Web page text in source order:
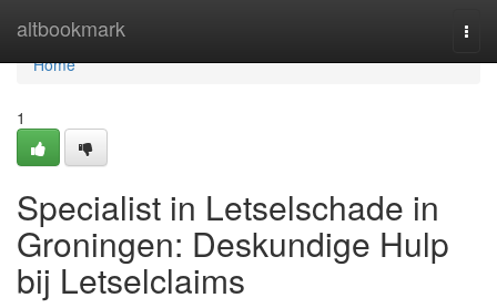
altbookmark
Home
Home
1
Specialist in Letselschade in
Groningen: Deskundige Hulp
bij Letselclaims